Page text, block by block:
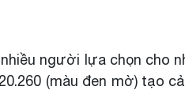
người lựa chọn cho
(màu đen mờ) tạo